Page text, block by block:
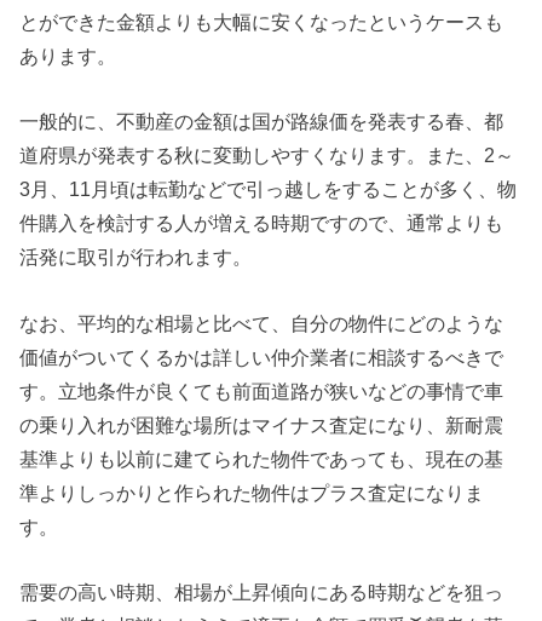
とができた金額よりも大幅に安くなったというケースも
あります。
一般的に、不動産の金額は国が路線価を発表する春、都
道府県が発表する秋に変動しやすくなります。また、2～
3月、11月頃は転勤などで引っ越しをすることが多く、物
件購入を検討する人が増える時期ですので、通常よりも
活発に取引が行われます。
なお、平均的な相場と比べて、自分の物件にどのような
価値がついてくるかは詳しい仲介業者に相談するべきで
す。立地条件が良くても前面道路が狭いなどの事情で車
の乗り入れが困難な場所はマイナス査定になり、新耐震
基準よりも以前に建てられた物件であっても、現在の基
準よりしっかりと作られた物件はプラス査定になりま
す。
需要の高い時期、相場が上昇傾向にある時期などを狙っ